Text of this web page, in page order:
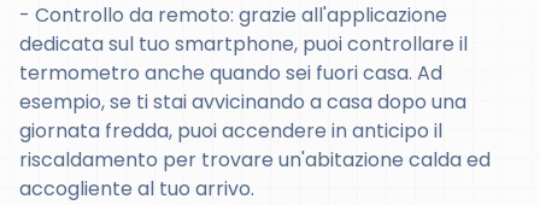
- Controllo da remoto: grazie all'applicazione
dedicata sul tuo smartphone, puoi controllare il
termometro anche quando sei fuori casa. Ad
esempio, se ti stai avvicinando a casa dopo una
giornata fredda, puoi accendere in anticipo il
riscaldamento per trovare un'abitazione calda ed
accogliente al tuo arrivo.